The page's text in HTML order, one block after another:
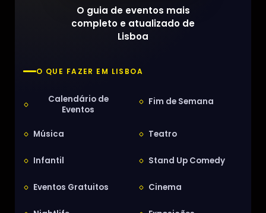
O guia de eventos mais
completo e atualizado de
Lisboa
O QUE FAZER EM LISBOA
Calendário de
Eventos
Fim de Semana
Música Teatro
Infantil Stand Up Comedy
Eventos Gratuitos Cinema